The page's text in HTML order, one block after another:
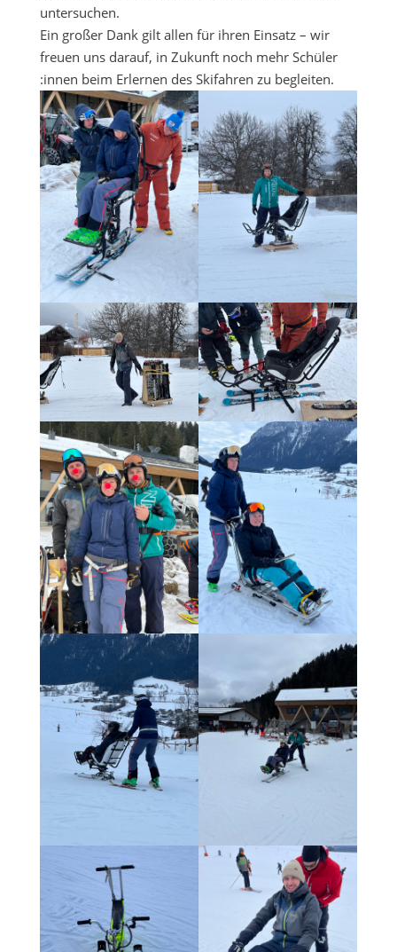
untersuchen.
Ein großer Dank gilt allen für ihren Einsatz – wir
freuen uns darauf, in Zukunft noch mehr Schüler
:innen beim Erlernen des Skifahren zu begleiten.